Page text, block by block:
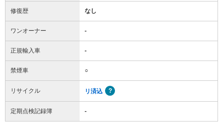
修復歴 なし
ワンオーナー -
正規輸入車 -
禁煙車 ○
リサイクル リ済込
定期点検記録簿 -